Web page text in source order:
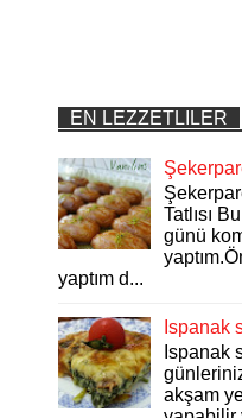
EN LEZZETLILER
Tatlısı
günü
yaptım d...
Ispanak
Ispanak
akşam